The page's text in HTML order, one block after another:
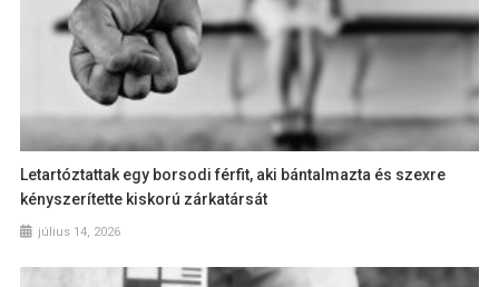
Letartóztattak egy borsodi férfit, aki bántalmazta és szexre
kényszerítette kiskorú zárkatársát
július 14, 2026